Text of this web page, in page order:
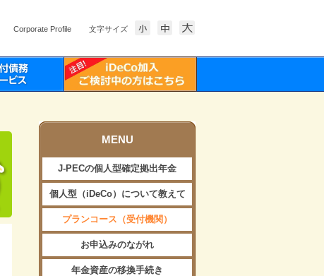
Corporate Profile 文字サイズ
MENU
J-PECの個人型確定拠出年金
個人型（iDeCo）について教えて
プランコース（受付機関）
お申込みのながれ
年金資産の移換手続き